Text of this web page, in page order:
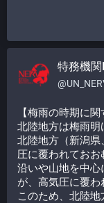
特務機関
@
【梅雨の時期に
北陸地方は梅雨明
北陸地方（新潟
圧に覆われてお
沿いや山地を中
が、高気圧に覆わ
このため、北陸